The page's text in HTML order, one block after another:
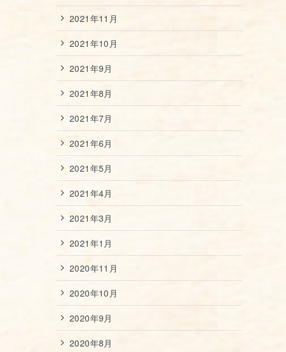
2021年11月
2021年10月
2021年9月
2021年8月
2021年7月
2021年6月
2021年5月
2021年4月
2021年3月
2021年1月
2020年11月
2020年10月
2020年9月
2020年8月